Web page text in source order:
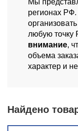
Мы
регионах
любую точку
внимание,
объема
характер и
Найдено